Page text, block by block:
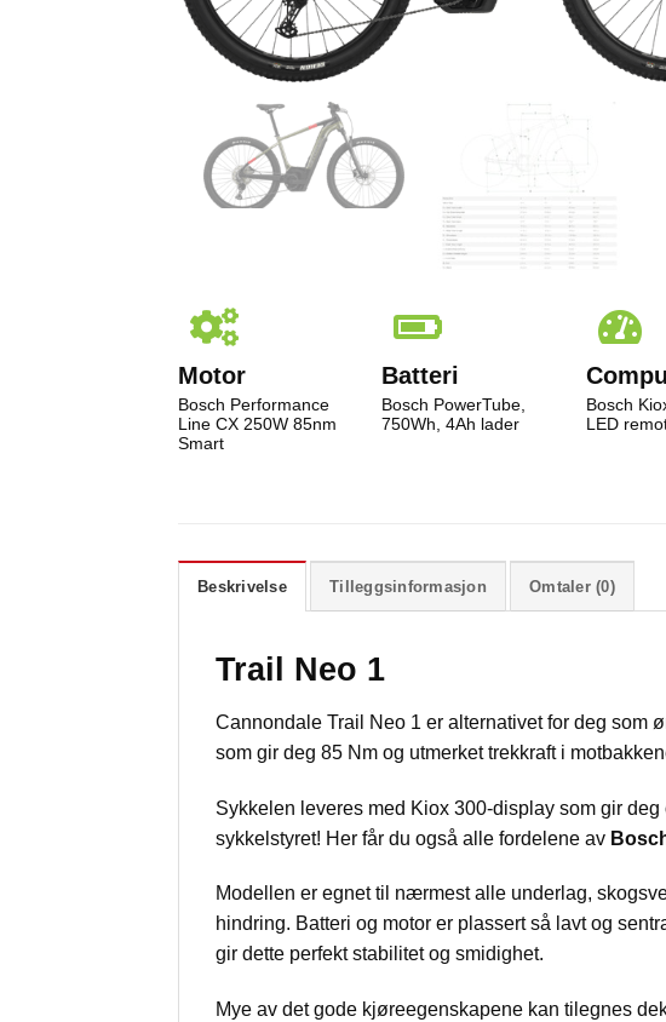
Motor
Bosch Performance
Line CX 250W 85nm
Smart
Batteri
Bosch PowerTube,
750Wh, 4Ah lader
Bosch
LED
Beskrivelse Tilleggsinformasjon Omtaler (0)
Trail Neo 1
Cannondale Trail Neo 1 er alternativet for deg som
som gir deg 85 Nm og utmerket trekkraft i
Sykkelen leveres med Kiox 300-display som gir
sykkelstyret! Her får du også alle fordelene av
Modellen er egnet til nærmest alle underlag,
hindring. Batteri og motor er plassert så lavt og
gir dette perfekt stabilitet og smidighet.
Mye av det gode kjøreegenskapene kan tilegnes